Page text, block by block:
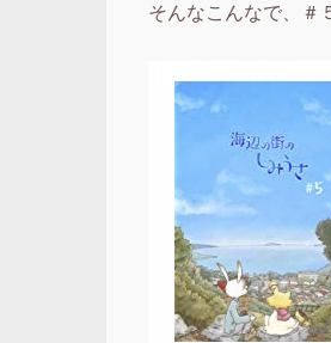
そんなこんなで、＃